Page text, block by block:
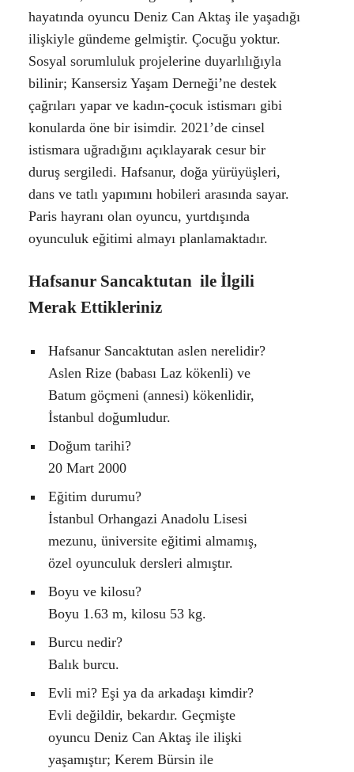
hayatında oyuncu Deniz Can Aktaş ile yaşadığı
ilişkiyle gündeme gelmiştir. Çocuğu yoktur.
Sosyal sorumluluk projelerine duyarlılığıyla
bilinir; Kansersiz Yaşam Derneği’ne destek
çağrıları yapar ve kadın-çocuk istismarı gibi
konularda öne bir isimdir. 2021’de cinsel
istismara uğradığını açıklayarak cesur bir
duruş sergiledi. Hafsanur, doğa yürüyüşleri,
dans ve tatlı yapımını hobileri arasında sayar.
Paris hayranı olan oyuncu, yurtdışında
oyunculuk eğitimi almayı planlamaktadır.
Hafsanur Sancaktutan ile İlgili
Merak Ettikleriniz
Hafsanur Sancaktutan aslen nerelidir?
Aslen Rize (babası Laz kökenli) ve
Batum göçmeni (annesi) kökenlidir,
İstanbul doğumludur.
Doğum tarihi?
20 Mart 2000
Eğitim durumu?
İstanbul Orhangazi Anadolu Lisesi
mezunu, üniversite eğitimi almamış,
özel oyunculuk dersleri almıştır.
Boyu ve kilosu?
Boyu 1.63 m, kilosu 53 kg.
Burcu nedir?
Balık burcu.
Evli mi? Eşi ya da arkadaşı kimdir?
Evli değildir, bekardır. Geçmişte
oyuncu Deniz Can Aktaş ile ilişki
yaşamıştır; Kerem Bürsin ile